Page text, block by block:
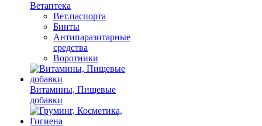
Ветаптека
Вет.паспорта
Бинты
Антипаразитарные
средства
Воротники
Витамины, Пищевые
добавки